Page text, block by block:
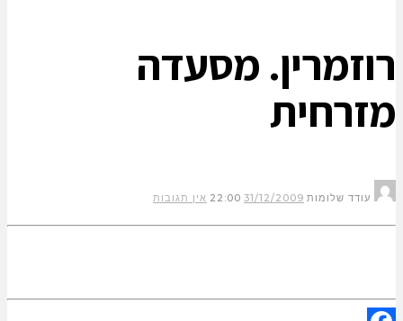
רוזמרין. מסעדה
מזרחית
עודד שלומות 31/12/2009
22:00 אין תגובות